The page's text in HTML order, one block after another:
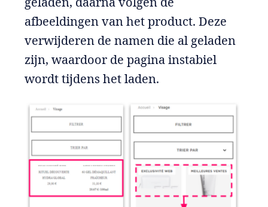
afbeeldingen van het product. Deze
verwijderen de namen die al geladen
zijn, waardoor de pagina instabiel
wordt tijdens het laden.